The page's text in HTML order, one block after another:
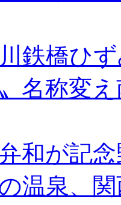
鉄橋ひ
〟名称変
和が記
温泉、